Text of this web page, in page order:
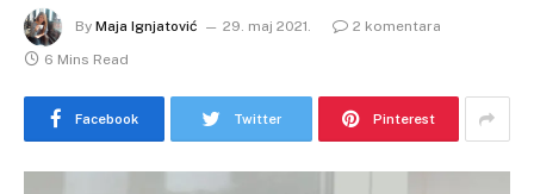
By Maja Ignjatović 29. maj 2021.
2 komentara
6 Mins Read
Facebook Twitter Pinterest